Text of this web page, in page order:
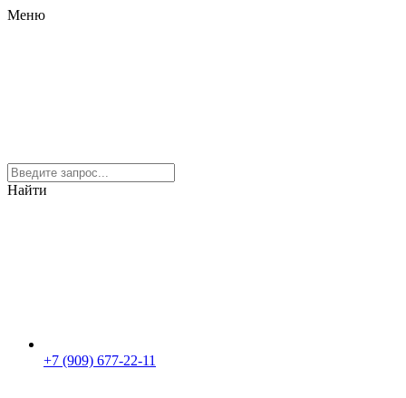
Меню
Найти
+7 (909) 677-22-11